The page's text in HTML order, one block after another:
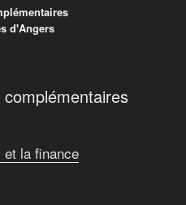
d'Angers
de la MUSE près
et la finance